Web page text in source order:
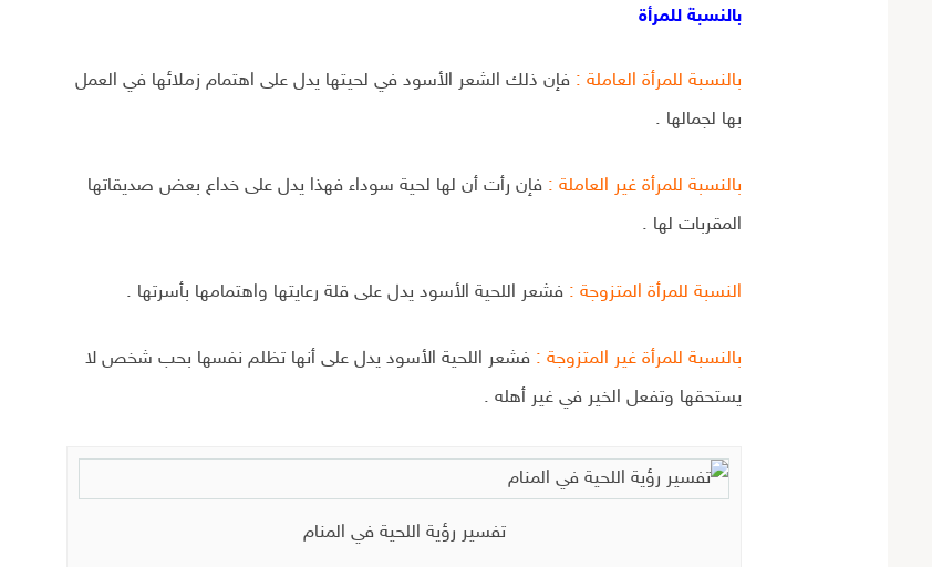
بالنسبة للمرأة
بالنسبة للمرأة العاملة : فإن ذلك الشعر الأسود في لحيتها يدل على اهتمام زملائها في العمل
بها لجمالها .
بالنسبة للمرأة غير العاملة : فإن رأت أن لها لحية سوداء فهذا يدل على خداع بعض صديقاتها
المقربات لها .
النسبة للمرأة المتزوجة : فشعر اللحية الأسود يدل على قلة رعايتها واهتمامها بأسرتها .
بالنسبة للمرأة غير المتزوجة : فشعر اللحية الأسود يدل على أنها تظلم نفسها بحب شخص لا
يستحقها وتفعل الخير في غير أهله .
تفسير رؤية اللحية في المنام